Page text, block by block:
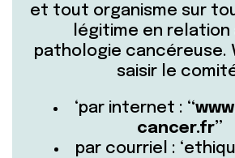
et tout organisme sur
légitime en relation
pathologie cancéreuse.
saisir le
par internet :
cancer.fr
par courriel :